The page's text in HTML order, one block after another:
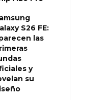
S26 FE:
las
y
su